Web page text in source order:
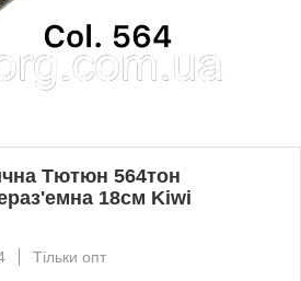
Тютюн 564тон
18см Kiwi
Тільки опт